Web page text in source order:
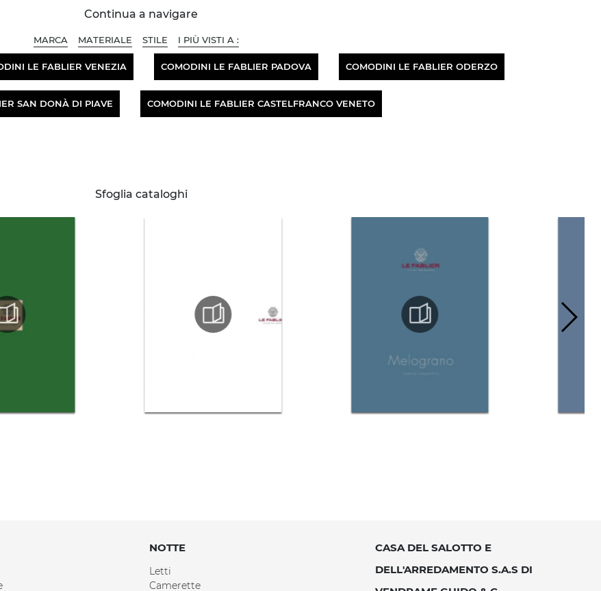
Continua a navigare
MARCA MATERIALE STILE I PIÙ VISTI A :
LE FABLIER VENEZIA COMODINI LE FABLIER PADOVA COMODINI LE FABLIER ODERZO
SAN DONÀ DI PIAVE COMODINI LE FABLIER CASTELFRANCO VENETO
Sfoglia cataloghi
NOTTE
Letti
Camerette
CASA DEL SALOTTO E
DELL'ARREDAMENTO S.A.S DI